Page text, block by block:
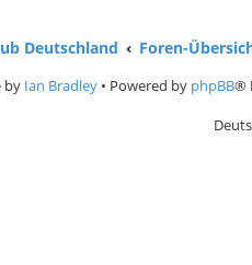
Deutschland Foren-
by Ian Bradley • Powered by phpBB®